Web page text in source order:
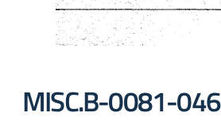
MISC.B-0081-046